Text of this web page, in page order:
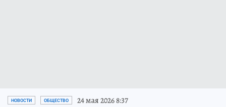
НОВОСТИ ОБЩЕСТВО 24 мая 2026 8:37